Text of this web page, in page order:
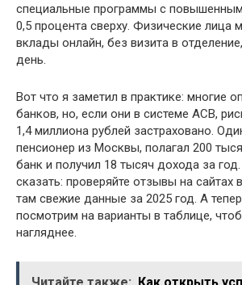
специальные программы с
0,5 процента сверху. Физические лица
вклады онлайн, без визита в
день.
Вот что я заметил в практике: многие
банков, но, если они в системе АСВ,
1,4 миллиона рублей застраховано.
пенсионер из Москвы, полагал 200
банк и получил 18 тысяч дохода за
сказать: проверяйте отзывы на сайтах
там свежие данные за 2025 год. А
посмотрим на варианты в таблице,
нагляднее.